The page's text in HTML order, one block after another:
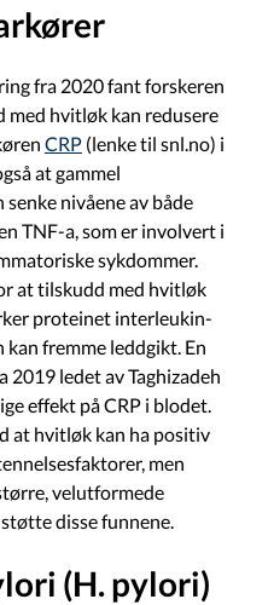
fra 2020 fant forskeren
med hvitløk kan redusere
CRP (lenke til snl.no) i
at gammel
nivåene av både
TNF-a, som er involvert i
sykdommer.
at tilskudd med hvitløk
proteinet interleukin-
fremme leddgikt. En
2019 ledet av Taghizadeh
effekt på CRP i blodet.
at hvitløk kan ha positiv
men
velutformede
disse funnene.
(H. pylori)